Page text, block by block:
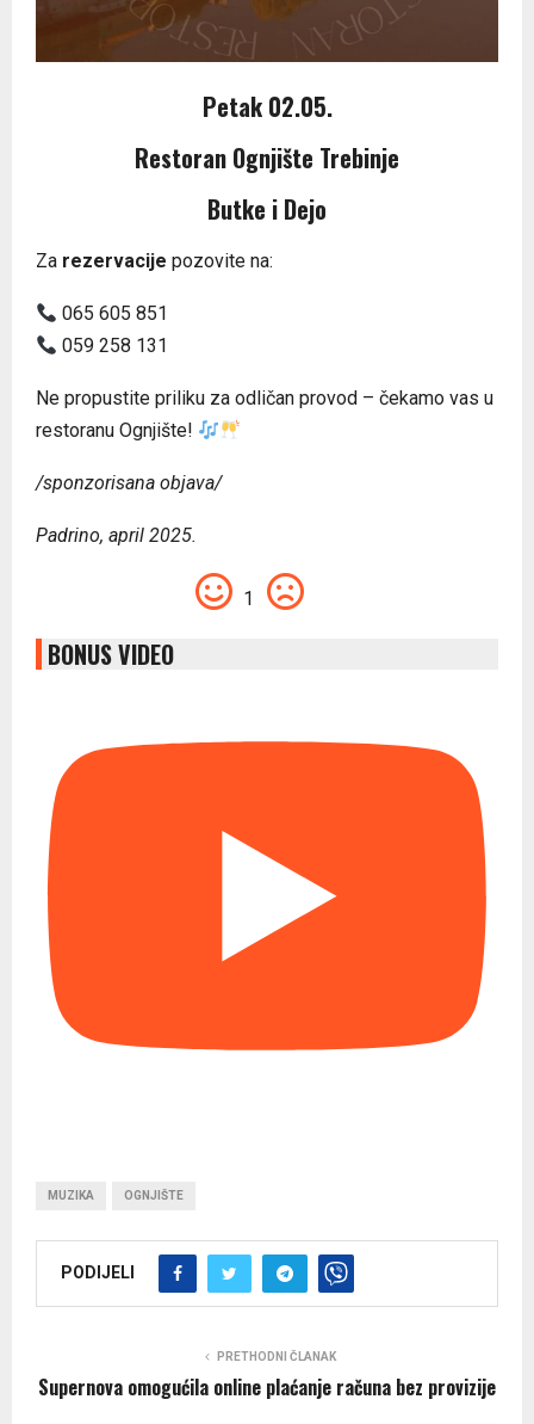
Petak 02.05.
Restoran Ognjište Trebinje
Butke i Dejo
Za rezervacije pozovite na:
065 605 851
059 258 131
Ne propustite priliku za odličan provod – čekamo vas u
restoranu Ognjište!
/sponzorisana objava/
Padrino, april 2025.
1
BONUS VIDEO
MUZIKA OGNJIŠTE
PODIJELI
PRETHODNI ČLANAK
Supernova omogućila online plaćanje računa bez provizije